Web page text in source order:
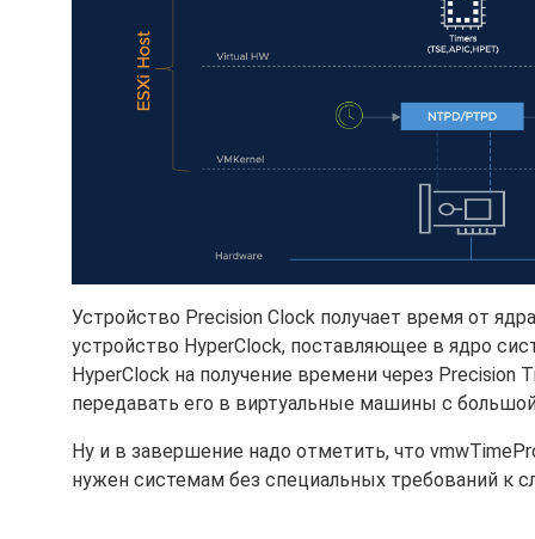
Устройство Precision Clock получает время от
устройство HyperClock, поставляющее в ядро
HyperClock на получение времени через
передавать его в виртуальные машины с
Ну и в завершение надо отметить, что
нужен системам без специальных требований к